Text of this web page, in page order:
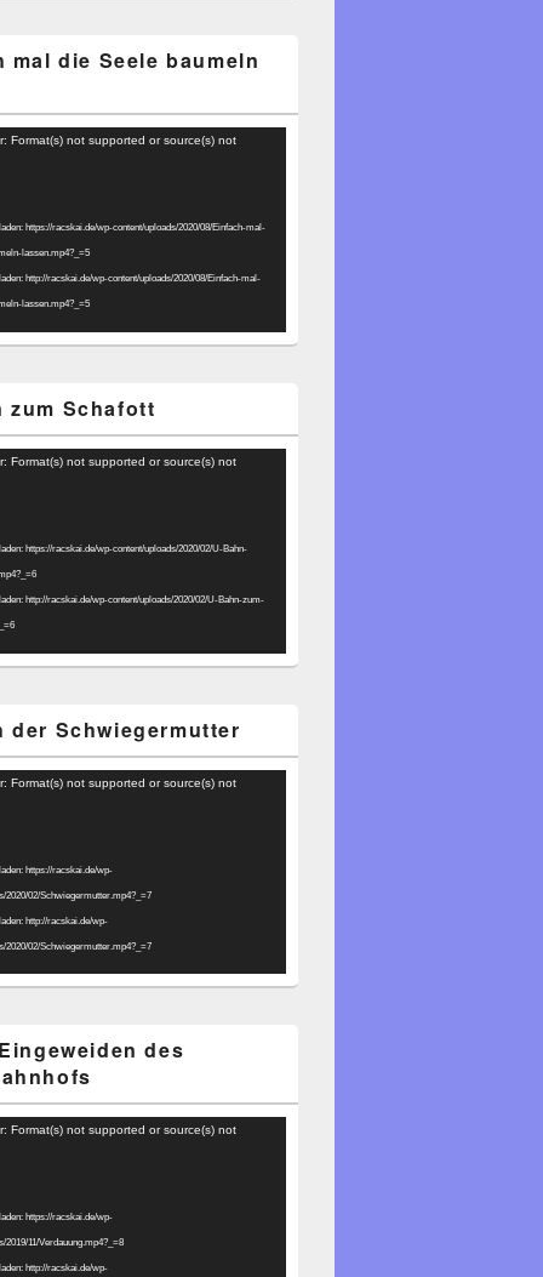
mal die Seele baumeln
Format(s) not supported or source(s) not
https://racskai.de/wp-content/uploads/2020/08/Einfach-mal-
lassen.mp4?_=5
http://racskai.de/wp-content/uploads/2020/08/Einfach-mal-
lassen.mp4?_=5
zum Schafott
Format(s) not supported or source(s) not
https://racskai.de/wp-content/uploads/2020/02/U-Bahn-
http://racskai.de/wp-content/uploads/2020/02/U-Bahn-zum-
der Schwiegermutter
Format(s) not supported or source(s) not
https://racskai.de/wp-
2020/02/Schwiegermutter.mp4?_=7
http://racskai.de/wp-
2020/02/Schwiegermutter.mp4?_=7
des
Format(s) not supported or source(s) not
https://racskai.de/wp-
2019/11/Verdauung.mp4?_=8
http://racskai.de/wp-